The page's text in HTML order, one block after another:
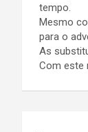
tempo.
Mesmo
para o
As
Com este